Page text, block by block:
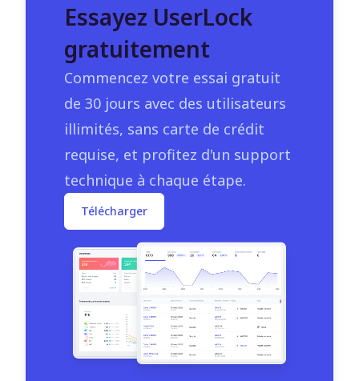
Essayez UserLock
gratuitement
Commencez votre essai gratuit
de 30 jours avec des utilisateurs
illimités, sans carte de crédit
requise, et profitez d'un support
technique à chaque étape.
Télécharger